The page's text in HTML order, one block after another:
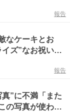
報告
なケーキとお
ズ”なお祝いに
報告
”に不満「また
の写真が使われ